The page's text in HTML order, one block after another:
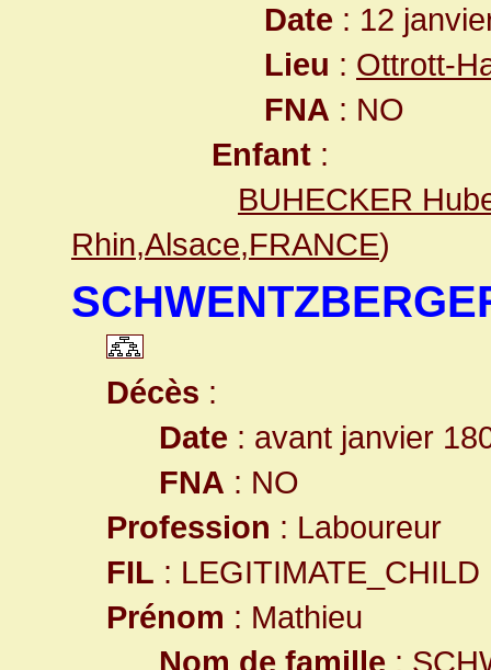
Date : 12
Lieu : Ottrott-
FNA : NO
Enfant :
BUHECKER
Rhin,Alsace,FRANCE)
Décès :
Date : avant janvier
FNA : NO
Profession : Laboureur
FIL : LEGITIMATE_CHILD
Prénom : Mathieu
Nom de famille :